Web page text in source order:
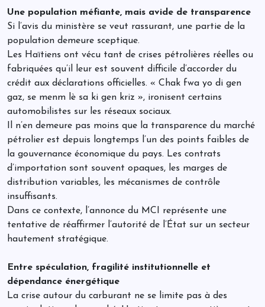
Une population méfiante, mais avide de transparence
Si l’avis du ministère se veut rassurant, une partie de la
population demeure sceptique.
Les Haïtiens ont vécu tant de crises pétrolières réelles ou
fabriquées qu’il leur est souvent difficile d’accorder du
crédit aux déclarations officielles. « Chak fwa yo di gen
gaz, se menm lè sa ki gen kriz », ironisent certains
automobilistes sur les réseaux sociaux.
Il n’en demeure pas moins que la transparence du marché
pétrolier est depuis longtemps l’un des points faibles de
la gouvernance économique du pays. Les contrats
d’importation sont souvent opaques, les marges de
distribution variables, les mécanismes de contrôle
insuffisants.
Dans ce contexte, l’annonce du MCI représente une
tentative de réaffirmer l’autorité de l’État sur un secteur
hautement stratégique.
Entre spéculation, fragilité institutionnelle et
dépendance énergétique
La crise autour du carburant ne se limite pas à des